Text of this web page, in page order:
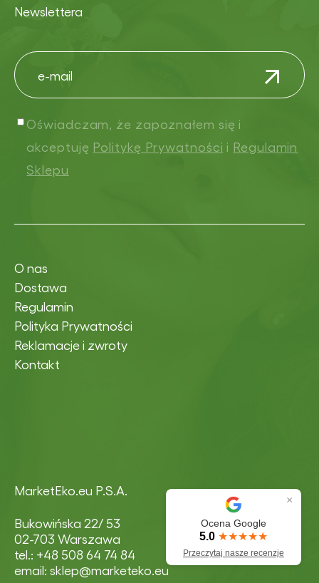
×
Ocena Google
5.0 ★★★★★
Przeczytaj nasze recenzje
Newslettera
Oświadczam, że zapoznałem się i
akceptuję Politykę Prywatności i Regulamin
Sklepu
MarketEko.eu P.S.A.
Bukowińska 22/ 53
02-703 Warszawa
tel.: +48 508 64 74 84
email: sklep@marketeko.eu
O nas
Dostawa
Regulamin
Polityka Prywatności
Reklamacje i zwroty
Kontakt